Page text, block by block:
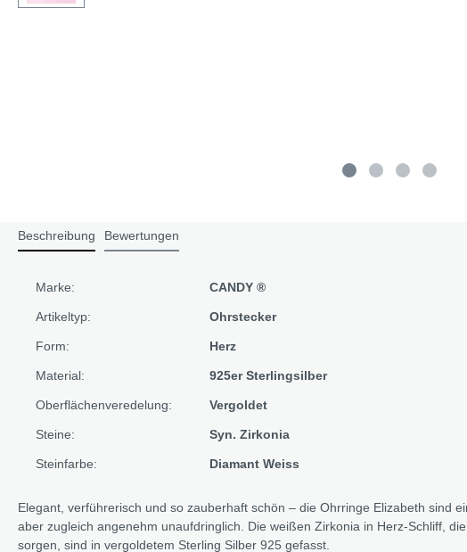
Beschreibung Bewertungen
Marke: CANDY ®
Artikeltyp: Ohrstecker
Form: Herz
Material: 925er Sterlingsilber
Oberflächenveredelung: Vergoldet
Steine: Syn. Zirkonia
Steinfarbe: Diamant Weiss
Elegant, verführerisch und so zauberhaft schön – die Ohrringe Elizabeth sind
aber zugleich angenehm unaufdringlich. Die weißen Zirkonia in Herz-Schliff,
sorgen, sind in vergoldetem Sterling Silber 925 gefasst.